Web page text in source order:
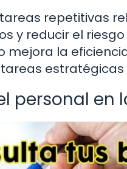
repetitivas
y reducir el
mejora la
personal en